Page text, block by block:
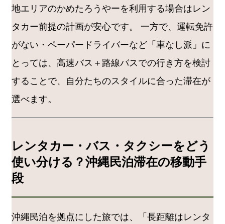
地エリアのかめたろうやーを利用する場合はレン
タカー前提の計画が安心です。 一方で、運転免許
がない・ペーパードライバーなど「車なし派」に
とっては、高速バス＋路線バスでの行き方を検討
することで、自分たちのスタイルに合った滞在が
選べます。
レンタカー・バス・タクシーをどう
使い分ける？沖縄民泊滞在の移動手
段
沖縄民泊を拠点にした旅では、「長距離はレンタ